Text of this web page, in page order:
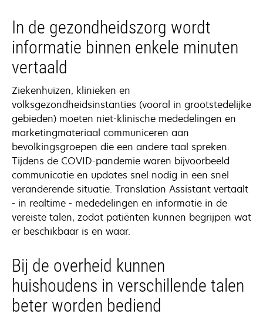
In de gezondheidszorg wordt
informatie binnen enkele minuten
vertaald
Ziekenhuizen, klinieken en
volksgezondheidsinstanties (vooral in grootstedelijke
gebieden) moeten niet-klinische mededelingen en
marketingmateriaal communiceren aan
bevolkingsgroepen die een andere taal spreken.
Tijdens de COVID-pandemie waren bijvoorbeeld
communicatie en updates snel nodig in een snel
veranderende situatie. Translation Assistant vertaalt
- in realtime - mededelingen en informatie in de
vereiste talen, zodat patiënten kunnen begrijpen wat
er beschikbaar is en waar.
Bij de overheid kunnen
huishoudens in verschillende talen
beter worden bediend